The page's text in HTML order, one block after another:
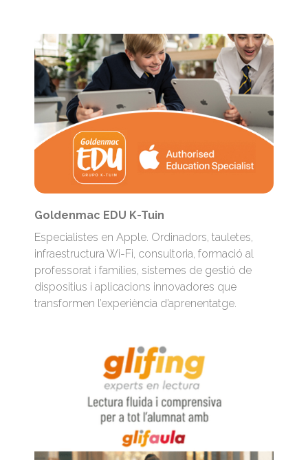
Goldenmac EDU K-Tuin
Especialistes en Apple. Ordinadors, tauletes,
infraestructura Wi-Fi, consultoria, formació al
professorat i famílies, sistemes de gestió de
dispositius i aplicacions innovadores que
transformen l’experiència d’aprenentatge.